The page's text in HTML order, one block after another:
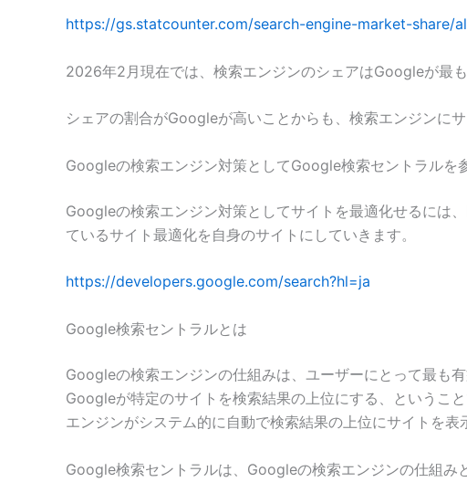
https://gs.statcounter.com/search-engine-market-share/
2026年2月現在では、検索エンジンのシェアはGoogleが最
シェアの割合がGoogleが高いことからも、検索エンジンに
Googleの検索エンジン対策としてGoogle検索セントラルを
Googleの検索エンジン対策としてサイトを最適化せるには
ているサイト最適化を自身のサイトにしていきます。
https://developers.google.com/search?hl=ja
Google検索セントラルとは
Googleの検索エンジンの仕組みは、ユーザーにとって最も
Googleが特定のサイトを検索結果の上位にする、というこ
エンジンがシステム的に自動で検索結果の上位にサイトを表
Google検索セントラルは、Googleの検索エンジンの仕組み